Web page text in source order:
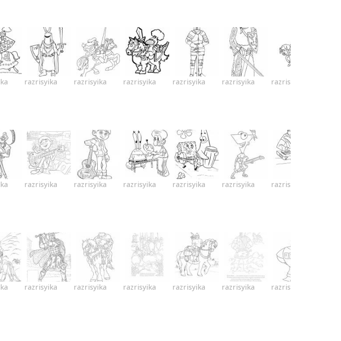
razrisyika razrisyika razrisyika razrisyika razrisyika razrisyika
razrisyika razrisyika razrisyika razrisyika razrisyika razrisyika
razrisyika razrisyika razrisyika razrisyika razrisyika razrisyika